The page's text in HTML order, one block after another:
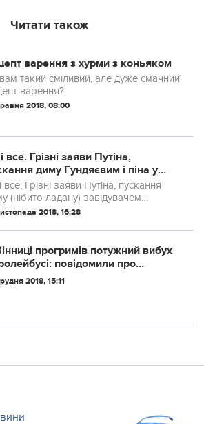
Читати також
варення з хурми з коньяком
такий сміливий, але дуже смачний
варення?
2018, 08:00
все. Грізні заяви Путіна,
диму Гундяєвим і піна у
московських попів виявились
Через тиждень 27-29
…
все. Грізні заяви Путіна, пускання
(нібито ладану) завідувачем
церквою Гундяєвим,
питань, і піна у рота
попів ви...
2018, 16:28
прогримів потужний вибух
повідомили про
2018, 15:11